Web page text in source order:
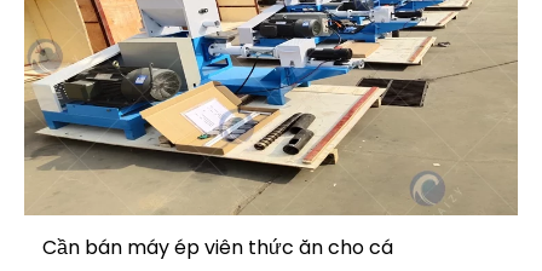
Cần bán máy ép viên thức ăn cho cá